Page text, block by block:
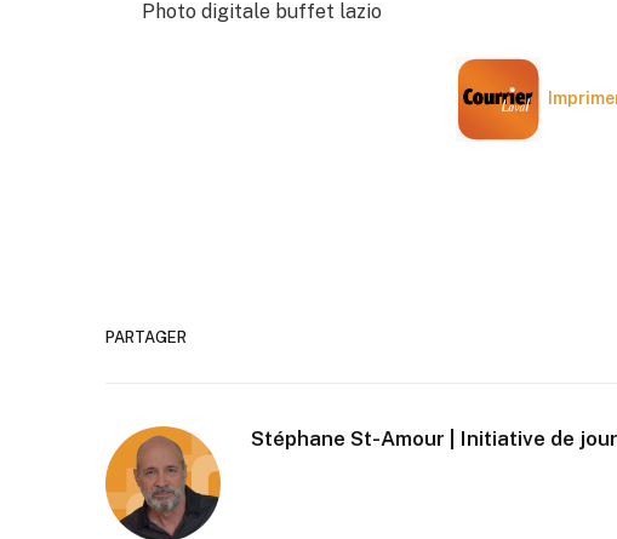
Photo digitale buffet lazio
PARTAGER
Stéphane St-Amour | Initiative de